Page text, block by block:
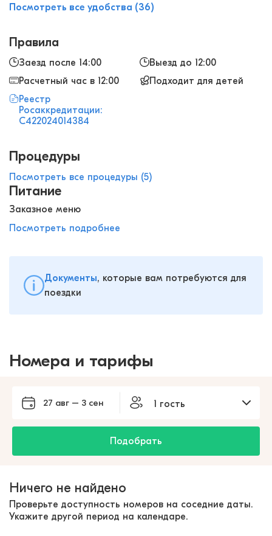
Посмотреть все удобства (36)
Правила
Заезд после 14:00
Выезд до 12:00
Расчетный час в 12:00
Подходит для детей
Реестр
Росаккредитации:
С422024014384
Процедуры
Посмотреть все процедуры (5)
Питание
Заказное меню
Посмотреть подробнее
Документы, которые вам потребуются для
поездки
Номера и тарифы
27 авг – 3 сен 1 гость
Подобрать
Ничего не найдено
Проверьте доступность номеров на соседние даты.
Укажите другой период на календаре.